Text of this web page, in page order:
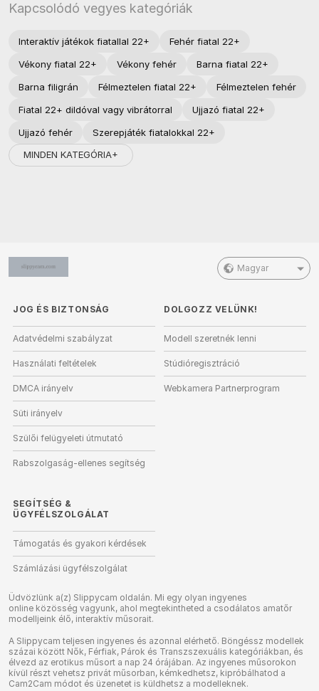
Kapcsolódó vegyes kategóriák
Interaktív játékok fiatallal 22+
Fehér fiatal 22+
Vékony fiatal 22+
Vékony fehér
Barna fiatal 22+
Barna filigrán
Félmeztelen fiatal 22+
Félmeztelen fehér
Fiatal 22+ dildóval vagy vibrátorral
Ujjazó fiatal 22+
Ujjazó fehér
Szerepjáték fiatalokkal 22+
MINDEN KATEGÓRIA+
Magyar
JOG ÉS BIZTONSÁG
Adatvédelmi szabályzat
Használati feltételek
DMCA irányelv
Süti irányelv
Szülői felügyeleti útmutató
Rabszolgaság-ellenes segítség
DOLGOZZ VELÜNK!
Modell szeretnék lenni
Stúdióregisztráció
Webkamera Partnerprogram
SEGÍTSÉG &
ÜGYFÉLSZOLGÁLAT
Támogatás és gyakori kérdések
Számlázási ügyfélszolgálat
Üdvözlünk a(z) Slippycam oldalán. Mi egy olyan ingyenes
online közösség vagyunk, ahol megtekintheted a csodálatos amatőr
modelljeink élő, interaktív műsorait.
A Slippycam teljesen ingyenes és azonnal elérhető. Böngéssz modellek
százai között Nők, Férfiak, Párok és Transzszexuális kategóriákban, és
élvezd az erotikus műsort a nap 24 órájában. Az ingyenes műsorokon
kívül részt vehetsz privát műsorban, kémkedhetsz, kipróbálhatod a
Cam2Cam módot és üzenetet is küldhetsz a modelleknek.